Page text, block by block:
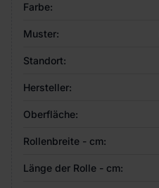
Farbe:
Muster:
Standort:
Hersteller:
Oberfläche:
Rollenbreite - cm:
Länge der Rolle - cm: